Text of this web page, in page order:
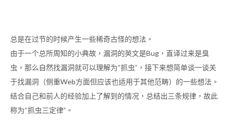
总是在过节的时候产生一些稀奇古怪的想法。
由于一个总所周知的小典故，漏洞的英文是Bug，直译过来是臭
虫，那么自然找漏洞就可以理解为“抓虫”，接下来想简单谈一谈关
于找漏洞（侧重Web方面但应该也适用于其他范畴）的一些想法。
结合自己和前人的经验加上了解到的情况，总结出三条规律，故此
称为“抓虫三定律”。